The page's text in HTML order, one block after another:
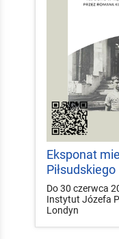
Eksponat
Piłsudskiego
Do 30 czerwca
Instytut Józefa
Londyn